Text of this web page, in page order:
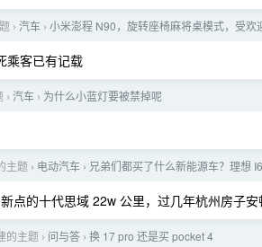
› 汽车 › 小米澎程 N90，旋转座椅麻将桌模式，受欢
乘客已有记载
› 汽车 › 为什么小蓝灯要被禁掉呢
主题 › 电动汽车 › 兄弟们都买了什么新能源车？理想
点的十代思域 22w 公里，过几年杭州房子
的主题 › 问与答 › 换 17 pro 还是买 pocket 4